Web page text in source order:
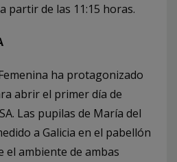
partir de las 11:15 horas.
ha protagonizado
abrir el primer día de
Las pupilas de María del
a Galicia en el pabellón
el ambiente de ambas